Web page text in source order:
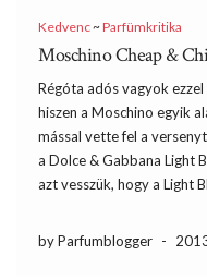
Kedvenc~Parfümkritika
Moschino Cheap &
Régóta adós vagyok
hiszen a Moschino egyik
mással vette fel a
a Dolce & Gabbana Light
azt vesszük, hogy a Light
by Parfumblogger -